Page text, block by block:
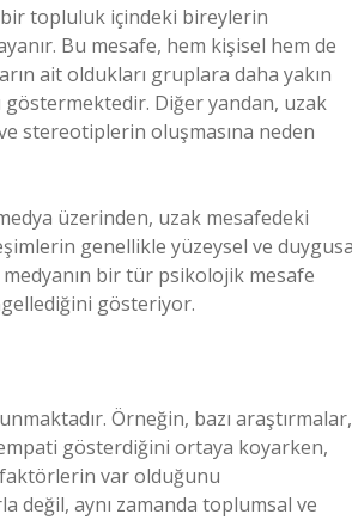
topluluk içindeki bireylerin
Bu mesafe, hem kişisel hem de
ait oldukları gruplara daha yakın
göstermektedir. Diğer yandan, uzak
stereotiplerin oluşmasına neden
üzerinden, uzak mesafedeki
genellikle yüzeysel ve
bir tür psikolojik mesafe
gösteriyor.
Örneğin, bazı araştırmalar,
gösterdiğini ortaya koyarken,
faktörlerin var olduğunu
değil, aynı zamanda toplumsal ve